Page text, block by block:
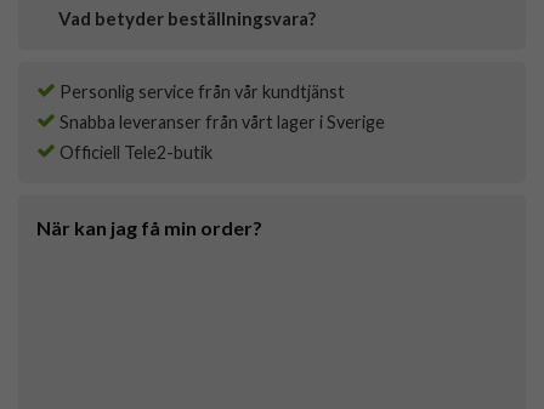
Vad betyder beställningsvara?
Personlig service från vår kundtjänst
Snabba leveranser från vårt lager i Sverige
Officiell Tele2-butik
När kan jag få min order?